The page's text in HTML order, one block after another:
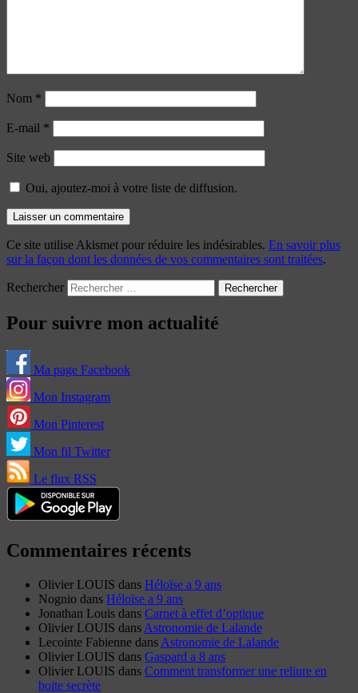
Nom *
E-mail *
Site web
Oui, ajoutez-moi à votre liste de diffusion.
Ce site utilise Akismet pour réduire les indésirables. En savoir plus
sur la façon dont les données de vos commentaires sont traitées.
Rechercher
Pour suivre mon actualité
Ma page Facebook
Mon Instagram
Mon Pinterest
Mon fil Twitter
Le flux RSS
Commentaires récents
Olivier LOUIS dans Héloïse a 9 ans
Nognio dans Héloïse a 9 ans
Jonathan Louis dans Carnet à effet d’optique
Olivier LOUIS dans Astronomie de Lalande
Lecointe Fabienne dans Astronomie de Lalande
Olivier LOUIS dans Gaspard a 8 ans
Olivier LOUIS dans Comment transformer une reliure en
boite secrète